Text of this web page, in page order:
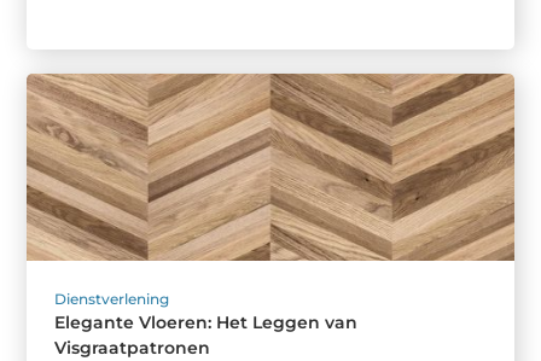
Dienstverlening
Elegante Vloeren: Het Leggen van
Visgraatpatronen